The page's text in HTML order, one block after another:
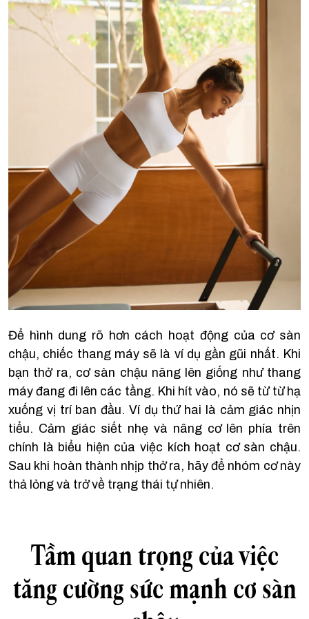
Để hình dung rõ hơn cách hoạt động của cơ sàn
chậu, chiếc thang máy sẽ là ví dụ gần gũi nhất. Khi
bạn thở ra, cơ sàn chậu nâng lên giống như thang
máy đang đi lên các tầng. Khi hít vào, nó sẽ từ từ hạ
xuống vị trí ban đầu. Ví dụ thứ hai là cảm giác nhịn
tiểu. Cảm giác siết nhẹ và nâng cơ lên phía trên
chính là biểu hiện của việc kích hoạt cơ sàn chậu.
Sau khi hoàn thành nhịp thở ra, hãy để nhóm cơ này
thả lỏng và trở về trạng thái tự nhiên.
Tầm quan trọng của việc
tăng cường sức mạnh cơ sàn